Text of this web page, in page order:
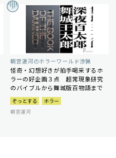
朝宮運河のホラーワールド渉猟
怪奇・幻想好きが拍手喝采するホ
ラーの好企画３点 超常現象研究
のバイブルから舞城版百物語まで
ぞっとする
ホラー
朝宮運河